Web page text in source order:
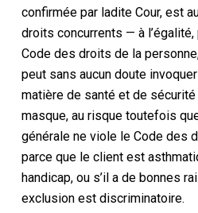
confirmée par ladite Cour, est
droits concurrents — à
Code des droits de la
peut sans aucun doute
matière de santé et de
masque, au risque toutefois
générale ne viole le Code des
parce que le client est
handicap, ou s’il a de bonnes
exclusion est discriminatoire.